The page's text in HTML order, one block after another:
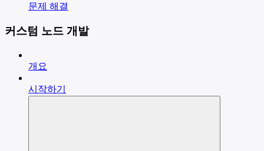
문제 해결
커스텀 노드 개발
개요
시작하기